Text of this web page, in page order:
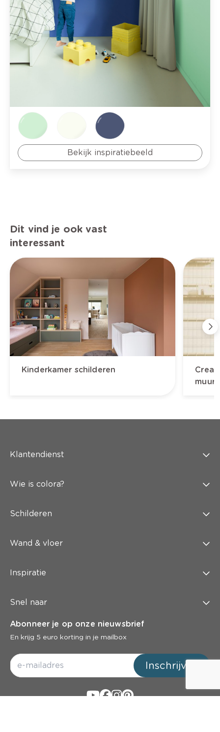
Bekijk inspiratiebeeld
Dit vind je ook vast
interessant
Kinderkamer schilderen
muur
Klantendienst
Wie is colora?
Schilderen
Wand & vloer
Inspiratie
Snel naar
Abonneer je op onze nieuwsbrief
En krijg 5 euro korting in je mailbox
Inschrijven